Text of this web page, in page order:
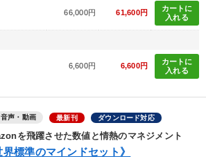
力の経営」＋現場の「儲ける力」をさらに
す組織づくり
講話 【12月】音声・映像
資産戦略 【5月】音声・映像
66,000円 61,600円
カートに
入れる
6,600円 6,600円
カートに
入れる
音声・動画 最新刊 ダウンロード対応
を飛躍させた数値と情熱のマネジメント
界標準のマインドセット》